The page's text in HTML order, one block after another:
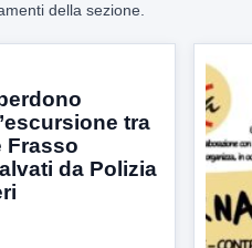
della sezione.
tra
Frasso
da Polizia